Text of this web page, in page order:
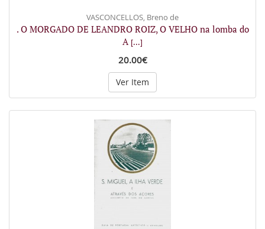
VASCONCELLOS, Breno de
. O MORGADO DE LEANDRO ROIZ, O VELHO na lomba do
A [...]
20.00€
Ver Item